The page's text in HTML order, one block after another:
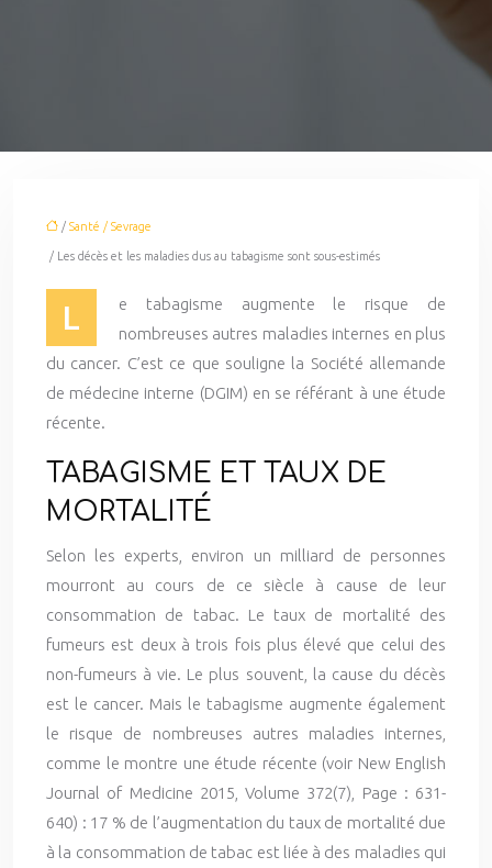
/ Santé / Sevrage
/ Les décès et les maladies dus au tabagisme sont sous-estimés
L
e tabagisme augmente le risque de
nombreuses autres maladies internes en plus
du cancer. C’est ce que souligne la Société allemande
de médecine interne (DGIM) en se référant à une étude
récente.
TABAGISME ET TAUX DE
MORTALITÉ
Selon les experts, environ un milliard de personnes
mourront au cours de ce siècle à cause de leur
consommation de tabac. Le taux de mortalité des
fumeurs est deux à trois fois plus élevé que celui des
non-fumeurs à vie. Le plus souvent, la cause du décès
est le cancer. Mais le tabagisme augmente également
le risque de nombreuses autres maladies internes,
comme le montre une étude récente (voir New English
Journal of Medicine 2015, Volume 372(7), Page : 631-
640) : 17 % de l’augmentation du taux de mortalité due
à la consommation de tabac est liée à des maladies qui